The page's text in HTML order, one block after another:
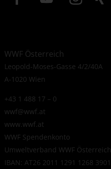
WWF Österreich
Leopold-Moses-Gasse 4/2/40A
A-1020 Wien
+43 1 488 17 – 0
wwf@wwf.at
www.wwf.at
WWF Spendenkonto
Umweltverband WWF Österreich
IBAN: AT26 2011 1291 1268 3901